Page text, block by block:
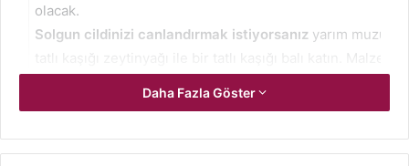
olacak.
Solgun cildinizi canlandırmak istiyorsanız yarım muzu
tatlı kaşığı zeytinyağı ile bir tatlı kaşığı balı katın.
sonra karışıma bir çorba kaşığı çiğ Türk kahvesi ile iki
uygulamasının ardından cildinizi yıkadıktan sonra
Daha Fazla Göster